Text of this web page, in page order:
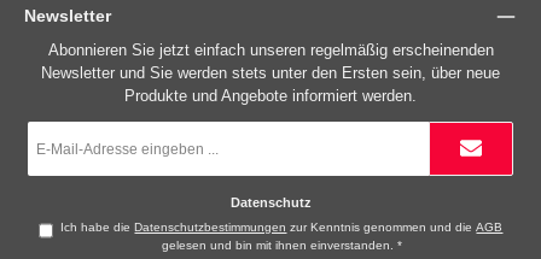
Newsletter
Abonnieren Sie jetzt einfach unseren regelmäßig erscheinenden
Newsletter und Sie werden stets unter den Ersten sein, über neue
Produkte und Angebote informiert werden.
Mail-
Datenschutz
Ich habe dieDatenschutzbestimmungen zur Kenntnis genommen und dieAGB
gelesen und bin mit ihnen einverstanden.*